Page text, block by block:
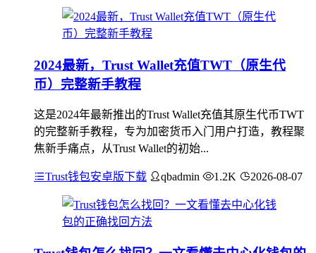
2024最新，Trust Wallet充值TWT（原生代
币）完整新手教程
这是2024年最新推出的Trust Wallet充值其原生代币TWT
的完整新手教程，专为加密货币入门用户打造，教程聚
焦新手痛点，从Trust Wallet的初始...
Trust钱包安卓版下载 qbadmin 1.2K 2026-08-07